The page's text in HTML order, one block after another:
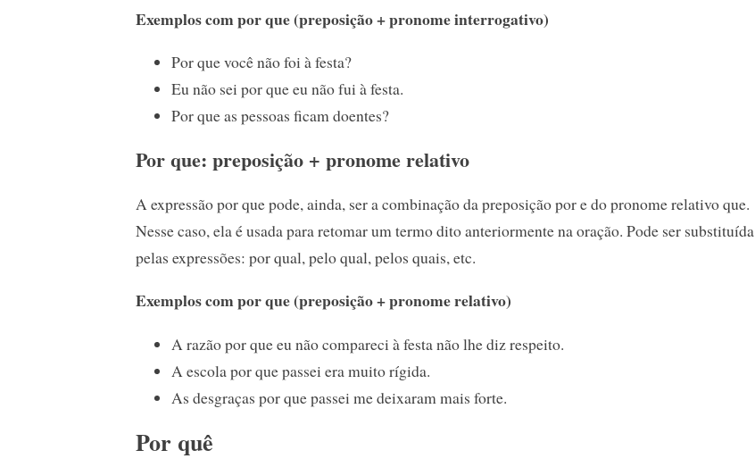
Exemplos com por que (preposição + pronome interrogativo)
Por que você não foi à festa?
Eu não sei por que eu não fui à festa.
Por que as pessoas ficam doentes?
Por que: preposição + pronome relativo
A expressão por que pode, ainda, ser a combinação da preposição por e do pronome relativo que.
Nesse caso, ela é usada para retomar um termo dito anteriormente na oração. Pode ser substituída
pelas expressões: por qual, pelo qual, pelos quais, etc.
Exemplos com por que (preposição + pronome relativo)
A razão por que eu não compareci à festa não lhe diz respeito.
A escola por que passei era muito rígida.
As desgraças por que passei me deixaram mais forte.
Por quê